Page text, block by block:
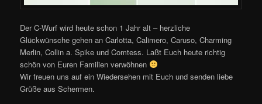
Der C-Wurf wird heute schon 1 Jahr alt – herzliche
Glückwünsche gehen an Carlotta, Calimero, Caruso, Charming
Merlin, Collin a. Spike und Comtess. Laßt Euch heute richtig
schön von Euren Familien verwöhnen
Wir freuen uns auf ein Wiedersehen mit Euch und senden liebe
Grüße aus Schermen.